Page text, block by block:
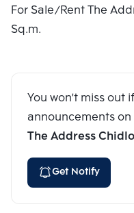
For Sale/Rent The
Sq.m.
You won't miss out
announcements on
The Address
Get Notify